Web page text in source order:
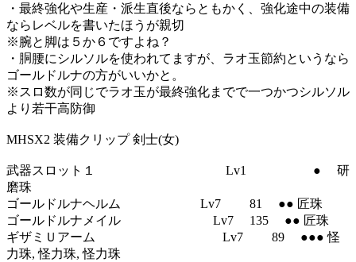
・最終強化や生産・派生直後ならともかく、強化途中の装備
ならレベルを書いたほうが親切
※腕と脚は５か６ですよね？
・胴腰にシルソルを使われてますが、ラオ玉節約というなら
ゴールドルナの方がいいかと。
※スロ数が同じでラオ玉が最終強化までで一つかつシルソル
より若干高防御
MHSX2 装備クリップ 剣士(女)
武器スロット１ Lv1 ● 研
磨珠
ゴールドルナヘルム Lv7 81 ●● 匠珠
ゴールドルナメイル Lv7 135 ●● 匠珠
ギザミＵアーム Lv7 89 ●●● 怪
力珠, 怪力珠, 怪力珠